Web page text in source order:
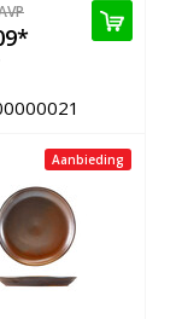
*
Aanbieding